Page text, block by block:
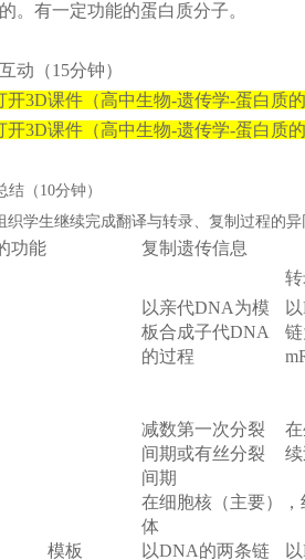
。有一定功能的蛋白质分子。
动（15分钟）
开3D课件（高中生物-遗传学-蛋白质
开3D课件（高中生物-遗传学-蛋白质
结（10分钟）
织学生继续完成翻译与转录、复制过程的
功能 复制遗传信息
以亲代DNA为模
板合成子代DNA
的过程
减数第一次分裂
间期或有丝分裂
间期
在细胞核（主要）
体
模板
以DNA的两条链